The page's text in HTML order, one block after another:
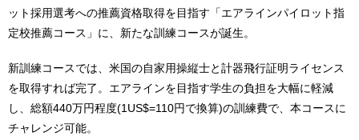
ット採用選考への推薦資格取得を目指す「エアラインパイロット指
定校推薦コース」に、新たな訓練コースが誕生。
新訓練コースでは、米国の自家用操縦士と計器飛行証明ライセンス
を取得すれば完了。エアラインを目指す学生の負担を大幅に軽減
し、総額440万円程度(1US$=110円で換算)の訓練費で、本コースに
チャレンジ可能。